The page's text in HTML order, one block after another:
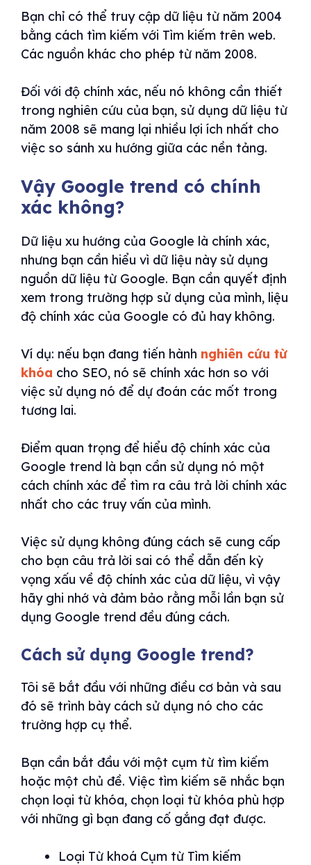
Bạn chỉ có thể truy cập dữ liệu từ năm 2004
bằng cách tìm kiếm với Tìm kiếm trên web.
Các nguồn khác cho phép từ năm 2008.
Đối với độ chính xác, nếu nó không cần thiết
trong nghiên cứu của bạn, sử dụng dữ liệu từ
năm 2008 sẽ mang lại nhiều lợi ích nhất cho
việc so sánh xu hướng giữa các nền tảng.
Vậy Google trend có chính
xác không?
Dữ liệu xu hướng của Google là chính xác,
nhưng bạn cần hiểu vì dữ liệu này sử dụng
nguồn dữ liệu từ Google. Bạn cần quyết định
xem trong trường hợp sử dụng của mình, liệu
độ chính xác của Google có đủ hay không.
Ví dụ: nếu bạn đang tiến hành nghiên cứu từ
khóa cho SEO, nó sẽ chính xác hơn so với
việc sử dụng nó để dự đoán các mốt trong
tương lai.
Điểm quan trọng để hiểu độ chính xác của
Google trend là bạn cần sử dụng nó một
cách chính xác để tìm ra câu trả lời chính xác
nhất cho các truy vấn của mình.
Việc sử dụng không đúng cách sẽ cung cấp
cho bạn câu trả lời sai có thể dẫn đến kỳ
vọng xấu về độ chính xác của dữ liệu, vì vậy
hãy ghi nhớ và đảm bảo rằng mỗi lần bạn sử
dụng Google trend đều đúng cách.
Cách sử dụng Google trend?
Tôi sẽ bắt đầu với những điều cơ bản và sau
đó sẽ trình bày cách sử dụng nó cho các
trường hợp cụ thể.
Bạn cần bắt đầu với một cụm từ tìm kiếm
hoặc một chủ đề. Việc tìm kiếm sẽ nhắc bạn
chọn loại từ khóa, chọn loại từ khóa phù hợp
với những gì bạn đang cố gắng đạt được.
Loại Từ khoá Cụm từ Tìm kiếm